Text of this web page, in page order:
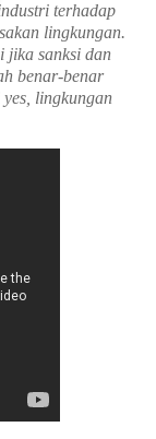
terhadap
lingkungan.
jika sanksi dan
benar-benar
lingkungan